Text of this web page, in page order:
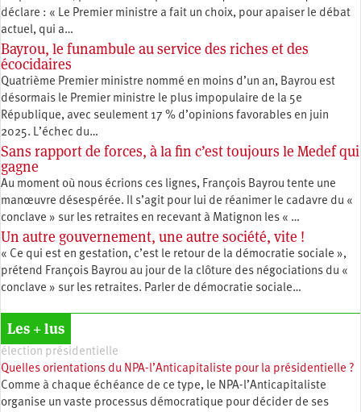
déclare : « Le Premier ministre a fait un choix, pour apaiser le débat
actuel, qui a…
Bayrou, le funambule au service des riches et des
écocidaires
Quatrième Premier ministre nommé en moins d’un an, Bayrou est
désormais le Premier ministre le plus impopulaire de la 5e
République, avec seulement 17 % d’opinions favorables en juin
2025. L’échec du…
Sans rapport de forces, à la fin c’est toujours le Medef qui
gagne
Au moment où nous écrions ces lignes, François Bayrou tente une
manœuvre désespérée. Il s’agit pour lui de réanimer le cadavre du «
conclave » sur les retraites en recevant à Matignon les « …
Un autre gouvernement, une autre société, vite !
« Ce qui est en gestation, c’est le retour de la démocratie sociale »,
prétend François Bayrou au jour de la clôture des négociations du «
conclave » sur les retraites. Parler de démocratie sociale…
Les + lus
élection présidentielle
Quelles orientations du NPA-l’Anticapitaliste pour la présidentielle ?
Comme à chaque échéance de ce type, le NPA-l’Anticapitaliste
organise un vaste processus démocratique pour décider de ses